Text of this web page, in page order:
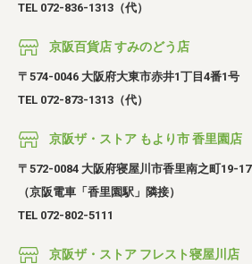
TEL 072-836-1313（代）
京阪百貨店 すみのどう店
〒574-0046 大阪府大東市赤井1丁目4番1号
TEL 072-873-1313（代）
京阪ザ・ストア もより市 香里園店
〒572-0084 大阪府寝屋川市香里南之町19-17
（京阪電車「香里園駅」隣接）
TEL 072-802-5111
京阪ザ・ストア フレスト寝屋川店